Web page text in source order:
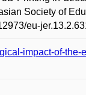
Society of
eu-
impact-of-